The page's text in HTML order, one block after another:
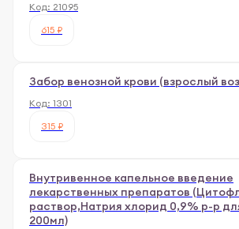
Код: 21095
615 ₽
Забор венозной крови (взрослый
Код: 1301
315 ₽
Внутривенное капельное введение
лекарственных препаратов
раствор,Натрия хлорид 0,9% р-р
200мл)